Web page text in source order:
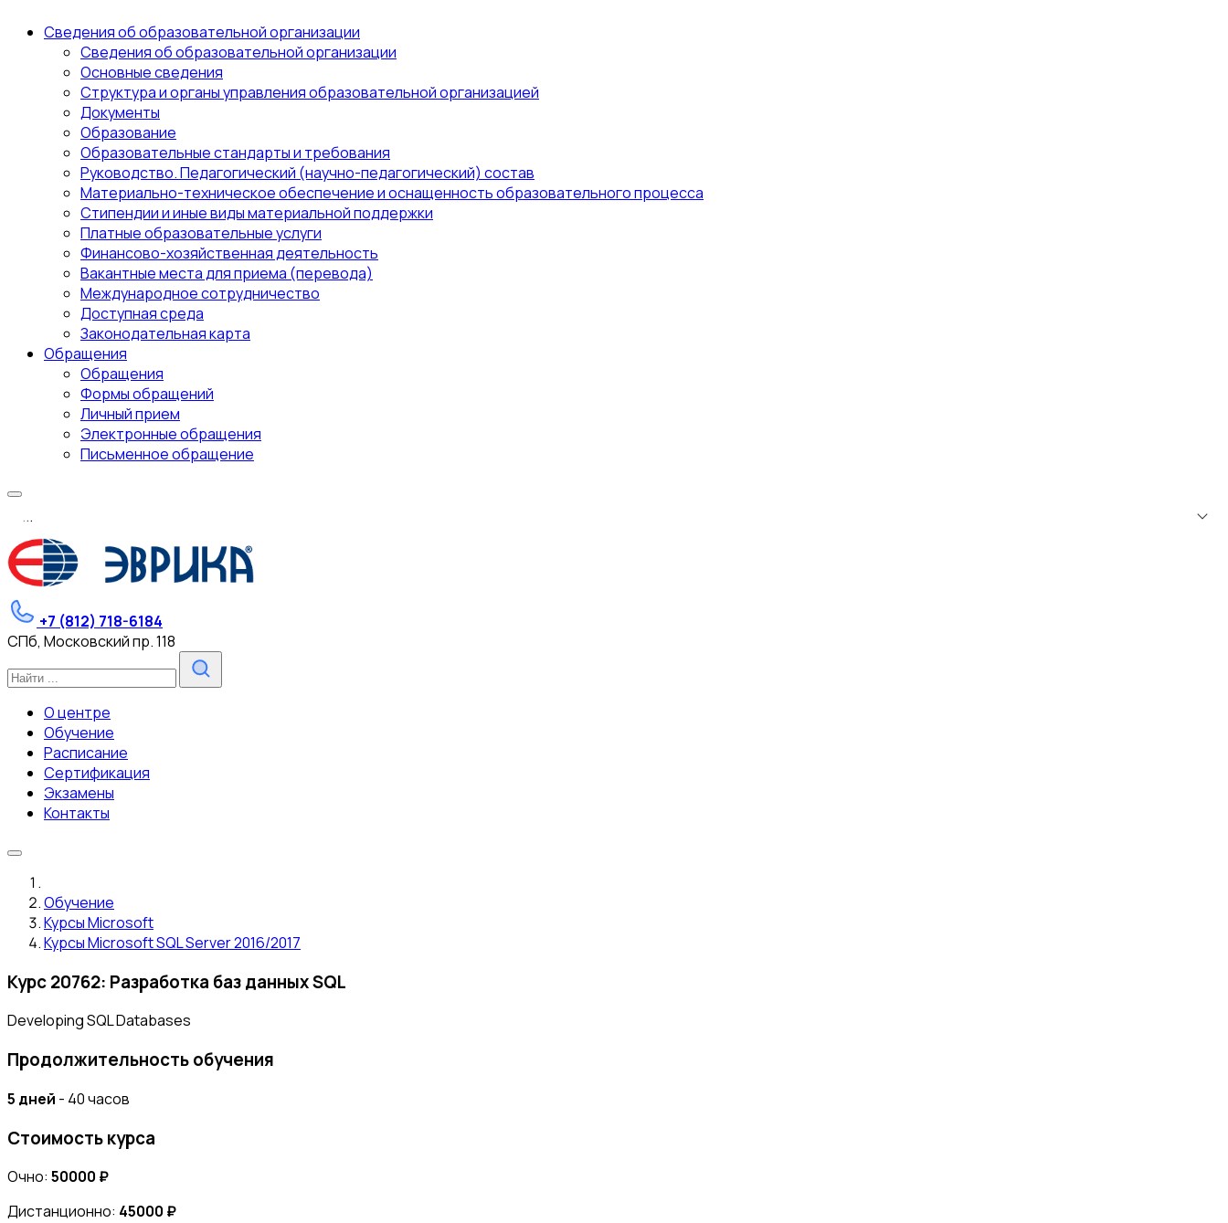
Сведения об образовательной организации
Сведения об образовательной организации
Основные сведения
Структура и органы управления образовательной организацией
Документы
Образование
Образовательные стандарты и требования
Руководство. Педагогический (научно-педагогический) состав
Материально-техническое обеспечение и оснащенность образовательного процесса
Стипендии и иные виды материальной поддержки
Платные образовательные услуги
Финансово-хозяйственная деятельность
Вакантные места для приема (перевода)
Международное сотрудничество
Доступная среда
Законодательная карта
Обращения
Обращения
Формы обращений
Личный прием
Электронные обращения
Письменное обращение
...
+7 (812) 718-6184
СПб, Московский пр. 118
О центре
Обучение
Расписание
Сертификация
Экзамены
Контакты
Обучение
Курсы Microsoft
Курсы Microsoft SQL Server 2016/2017
Курс 20762: Разработка баз данных SQL
Developing SQL Databases
Продолжительность обучения
5 дней - 40 часов
Стоимость курса
Очно: 50000 ₽
Дистанционно: 45000 ₽